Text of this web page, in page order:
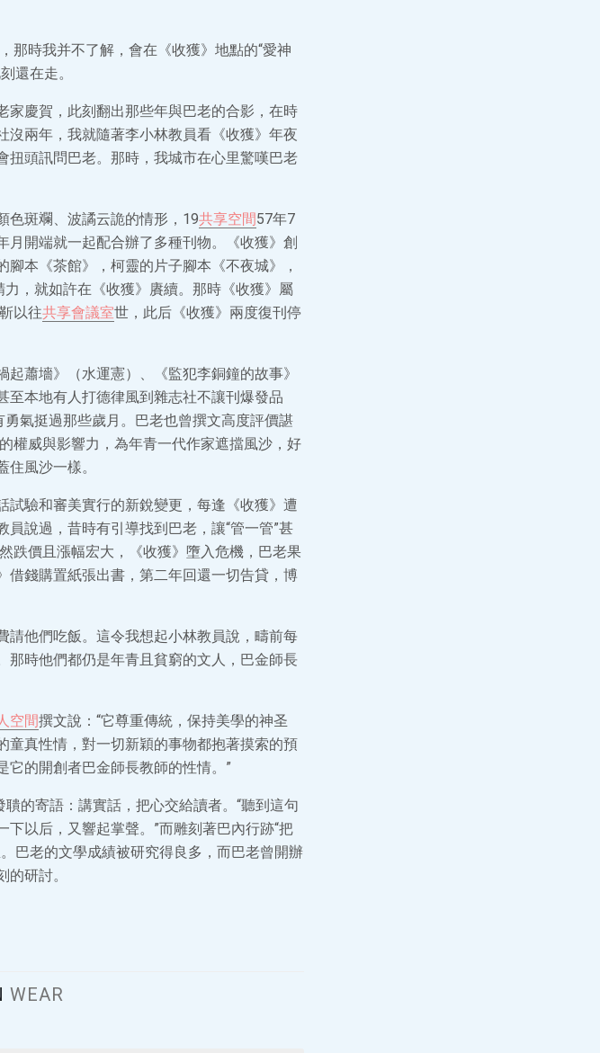
那時我并不了解，會在《收獲》地點的“愛神
還在走。
家慶賀，此刻翻出那些年與巴老的合影，在時
兩年，我就隨著李小林教員看《收獲》年夜
扭頭訊問巴老。那時，我城市在心里驚嘆巴老
色斑斕、波譎云詭的情形，19共享空間57年7
月開端就一起配合辦了多種刊物。《收獲》創
本《茶館》，柯靈的片子腳本《不夜城》，
，就如許在《收獲》賡續。那時《收獲》屬
以往共享會議室世，此后《收獲》兩度復刊停
蕭墻》（水運憲）、《監犯李銅鐘的故事》
至本地有人打德律風到雜志社不讓刊爆發品
氣挺過那些歲月。巴老也曾撰文高度評價諶
權威與影響力，為年青一代作家遮擋風沙，好
住風沙一樣。
試驗和審美實行的新銳變更，每逢《收獲》遭
說過，昔時有引導找到巴老，讓“管一管”甚
跌價且漲幅宏大，《收獲》墮入危機，巴老果
借錢購置紙張出書，第二年回還一切告貸，博
請他們吃飯。這令我想起小林教員說，疇前每
那時他們都仍是年青且貧窮的文人，巴金師長
空間撰文說：“它尊重傳統，保持美學的神圣
童真性情，對一切新穎的事物都抱著摸索的預
的開創者巴金師長教師的性情。”
的寄語：講實話，把心交給讀者。“聽到這句
以后，又響起掌聲。”而雕刻著巴內行跡“把
巴老的文學成績被研究得良多，而巴老曾開辦
研討。
WEAR